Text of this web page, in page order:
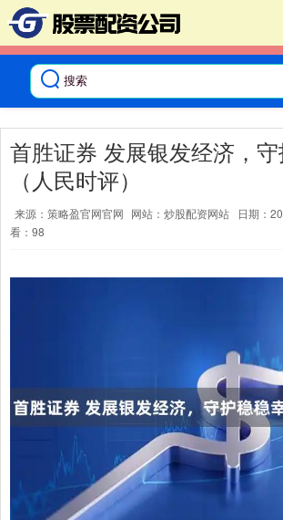
首胜证券 发展银发经济，
（人民时评）
来源：策略盈官网官网 网站：炒股配资网站 日期：
看：98